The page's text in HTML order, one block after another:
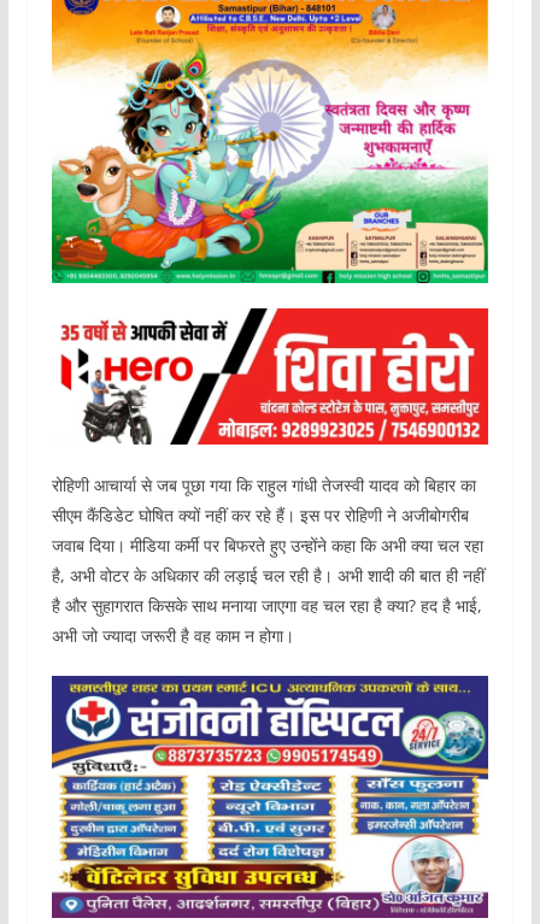
रोहिणी आचार्या से जब पूछा गया कि राहुल गांधी तेजस्वी यादव को बिहार का
सीएम कैंडिडेट घोषित क्यों नहीं कर रहे हैं। इस पर रोहिणी ने अजीबोगरीब
जवाब दिया। मीडिया कर्मी पर बिफरते हुए उन्होंने कहा कि अभी क्या चल रहा
है, अभी वोटर के अधिकार की लड़ाई चल रही है। अभी शादी की बात ही नहीं
है और सुहागरात किसके साथ मनाया जाएगा वह चल रहा है क्या? हद है भाई,
अभी जो ज्यादा जरूरी है वह काम न होगा।